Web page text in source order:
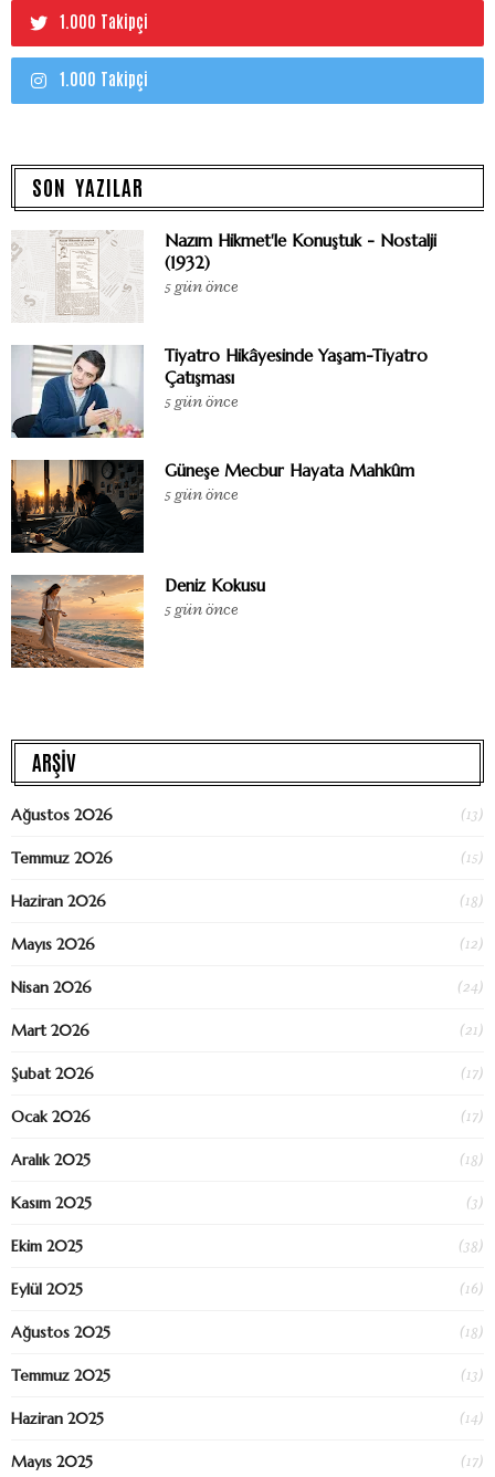
1.000 Takipçi
1.000 Takipçi
SON YAZILAR
Nazım Hikmet'le Konuştuk - Nostalji
(1932)
5 gün önce
Tiyatro Hikâyesinde Yaşam-Tiyatro
Çatışması
5 gün önce
Güneşe Mecbur Hayata Mahkûm
5 gün önce
Deniz Kokusu
5 gün önce
ARŞİV
Ağustos 2026 (13)
Temmuz 2026 (15)
Haziran 2026 (18)
Mayıs 2026 (12)
Nisan 2026 (24)
Mart 2026 (21)
Şubat 2026 (17)
Ocak 2026 (17)
Aralık 2025 (18)
Kasım 2025 (3)
Ekim 2025 (38)
Eylül 2025 (16)
Ağustos 2025 (18)
Temmuz 2025 (13)
Haziran 2025 (14)
Mayıs 2025 (17)